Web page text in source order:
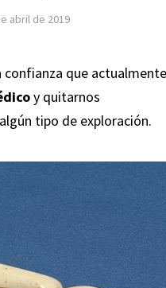
abril de 2019
confianza que
y quitarnos
tipo de exploración.